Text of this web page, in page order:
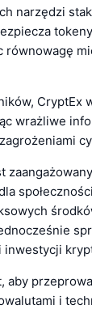
narzędzi
równowagę
CryptEx
wrażliwe
inwestycji
i